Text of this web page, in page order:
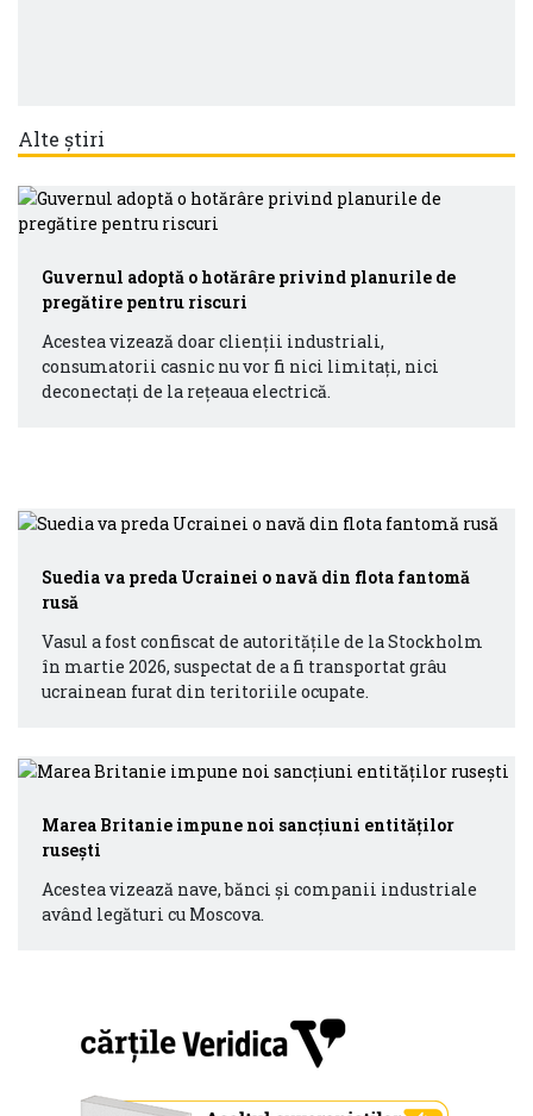
Alte știri
Guvernul adoptă o hotărâre privind planurile de
pregătire pentru riscuri
Acestea vizează doar clienții industriali,
consumatorii casnic nu vor fi nici limitați, nici
deconectați de la rețeaua electrică.
Suedia va preda Ucrainei o navă din flota fantomă
rusă
Vasul a fost confiscat de autoritățile de la Stockholm
în martie 2026, suspectat de a fi transportat grâu
ucrainean furat din teritoriile ocupate.
Marea Britanie impune noi sancțiuni entităților
rusești
Acestea vizează nave, bănci și companii industriale
având legături cu Moscova.